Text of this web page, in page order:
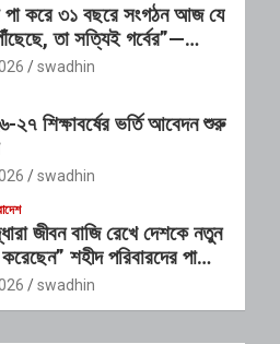
পা করে ৩১ বছরে সংগঠন আজ যে
তা সত্যিই গর্বের”—
swadhin
২৭ শিক্ষাবর্ষের ভর্তি আবেদন শুরু
swadhin
জীবন বাজি রেখে দেশকে নতুন
শহীদ পরিবারদের পাশে
গণপূর্তমন্ত্রীর
swadhin